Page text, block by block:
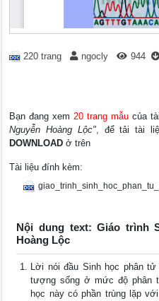
220 trang ngocly 944
Bạn đang xem 20 trang mẫucủa
Nguyễn Hoàng Lộc", để tải tài
DOWNLOAD ở trên
Tài liệu đính kèm:
Nội dung text: Giáo trình
Hoàng Lộc
Lời nói đầu Sinh học phân
tượng sống ở mức độ phân
học này có phần trùng lặp